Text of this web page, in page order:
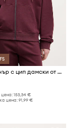
HUGO суичър с цип дамски от памук Dalfine
цена:153,34 €
цена:91,99 €